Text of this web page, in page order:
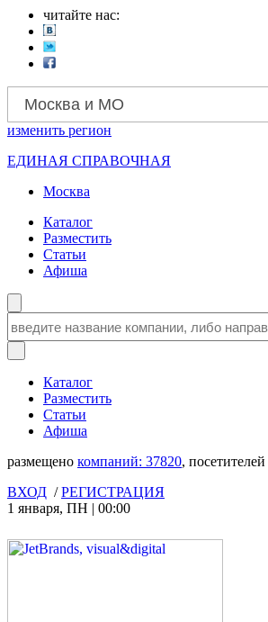
читайте нас:
Москва и МО
изменить регион
ЕДИНАЯ СПРАВОЧНАЯ
Москва
Каталог
Разместить
Статьи
Афиша
Каталог
Разместить
Статьи
Афиша
размещено компаний: 37820, посетителей
ВХОД /РЕГИСТРАЦИЯ
1 января, ПН | 00:00